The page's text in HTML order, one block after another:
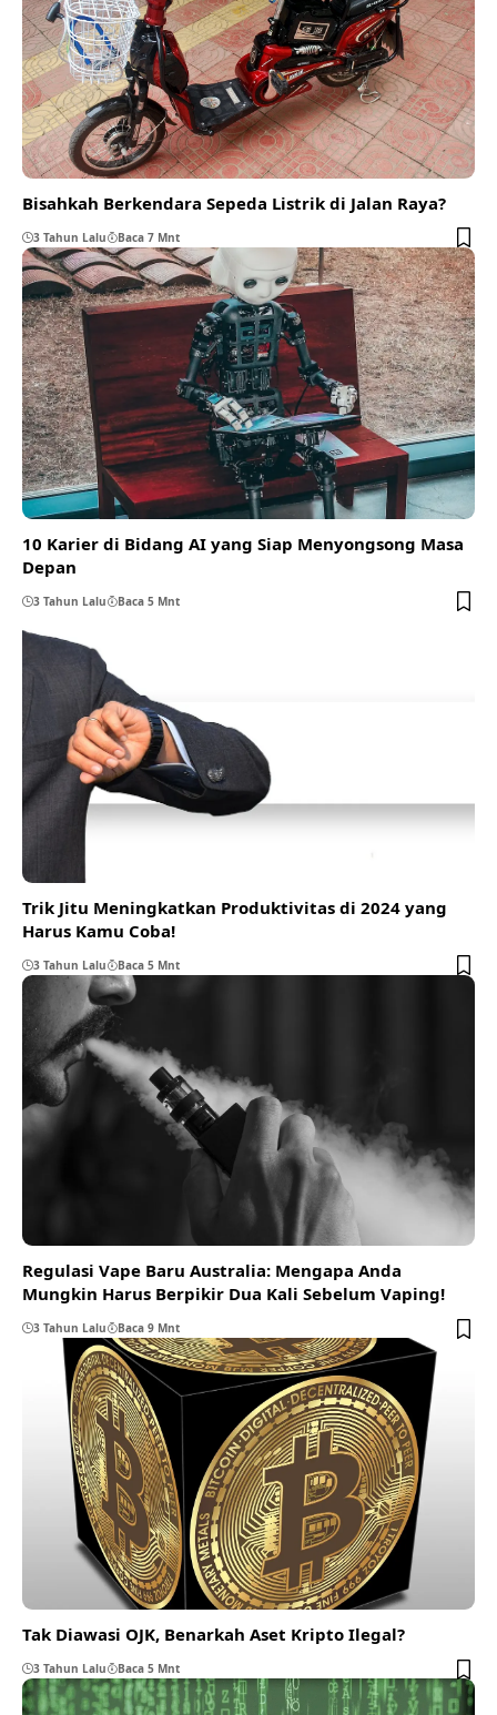
Bisahkah Berkendara Sepeda Listrik di Jalan Raya?
3 Tahun Lalu Baca 7 Mnt
10 Karier di Bidang AI yang Siap Menyongsong Masa
Depan
3 Tahun Lalu Baca 5 Mnt
Trik Jitu Meningkatkan Produktivitas di 2024 yang
Harus Kamu Coba!
3 Tahun Lalu Baca 5 Mnt
Regulasi Vape Baru Australia: Mengapa Anda
Mungkin Harus Berpikir Dua Kali Sebelum Vaping!
3 Tahun Lalu Baca 9 Mnt
Tak Diawasi OJK, Benarkah Aset Kripto Ilegal?
3 Tahun Lalu Baca 5 Mnt